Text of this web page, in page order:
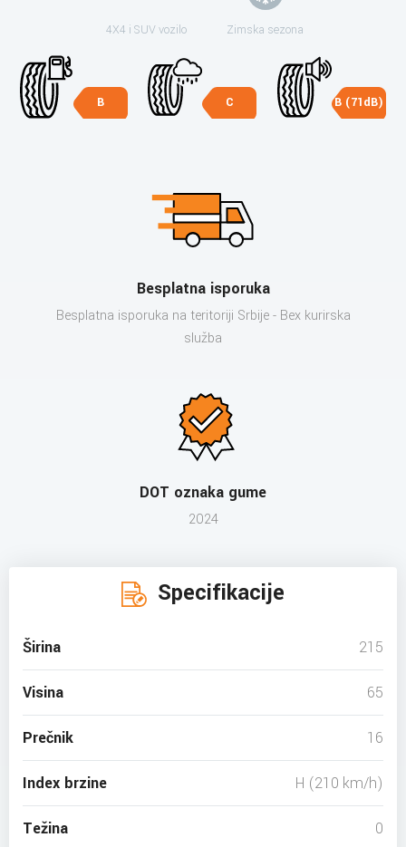
4X4 i SUV vozilo Zimska sezona
B C B (71dB)
Besplatna isporuka
Besplatna isporuka na teritoriji Srbije - Bex kurirska
služba
DOT oznaka gume
2024
Specifikacije
Širina 215
Visina 65
Prečnik 16
Index brzine H (210 km/h)
Težina 0